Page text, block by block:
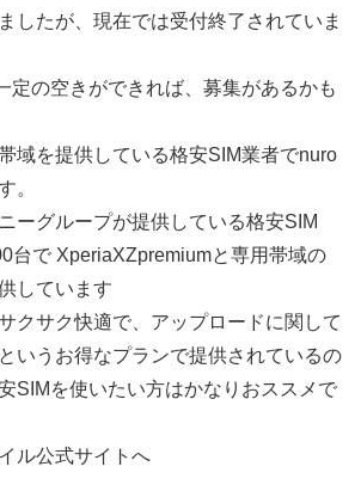
したが、現在では受付終了されていま
定の空きができれば、募集があるかも
域を提供している格安SIM業者でnuro
。
ーグループが提供している格安SIM
台で XperiaXZpremiumと専用帯域の
しています
クサク快適で、アップロードに関して
いうお得なプランで提供されているの
SIMを使いたい方はかなりおススメで
ル公式サイトへ